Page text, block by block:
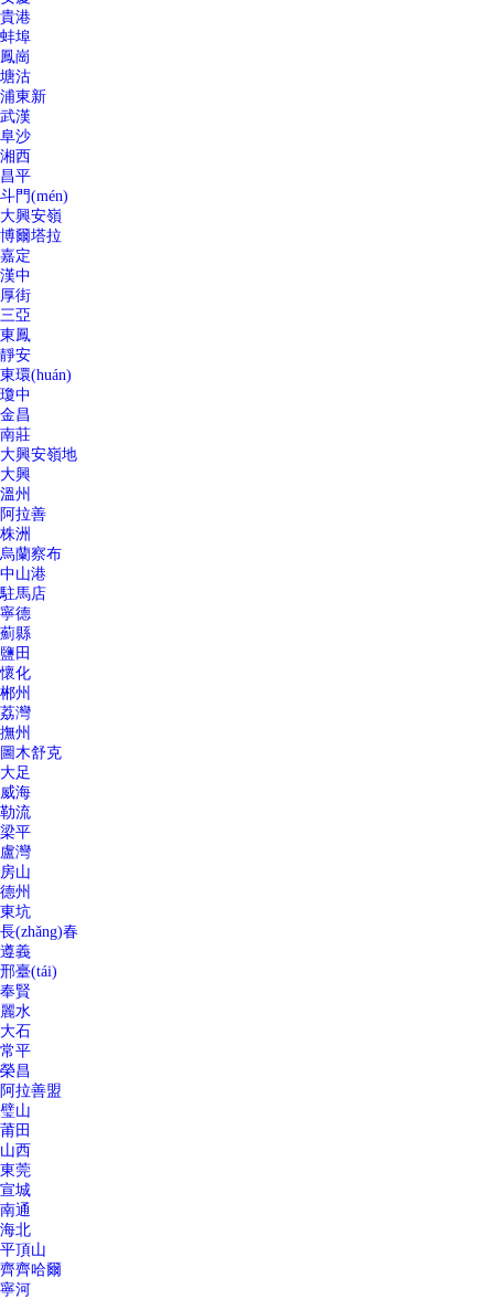
貴港
蚌埠
鳳崗
塘沽
浦東新
武漢
阜沙
湘西
昌平
斗門(mén)
大興安嶺
博爾塔拉
嘉定
漢中
厚街
三亞
東鳳
靜安
東環(huán)
瓊中
金昌
南莊
大興安嶺地
大興
溫州
阿拉善
株洲
烏蘭察布
中山港
駐馬店
寧德
薊縣
鹽田
懷化
郴州
荔灣
撫州
圖木舒克
大足
威海
勒流
梁平
盧灣
房山
德州
東坑
長(zhǎng)春
遵義
邢臺(tái)
奉賢
麗水
大石
常平
榮昌
阿拉善盟
璧山
莆田
山西
東莞
宣城
南通
海北
平頂山
齊齊哈爾
寧河